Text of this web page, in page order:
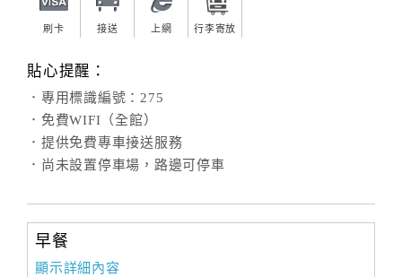
刷卡 接送 上網 行李寄放
貼心提醒：
．專用標識編號：275
．免費WIFI（全館）
．提供免費專車接送服務
．尚未設置停車場，路邊可停車
早餐
顯示詳細內容